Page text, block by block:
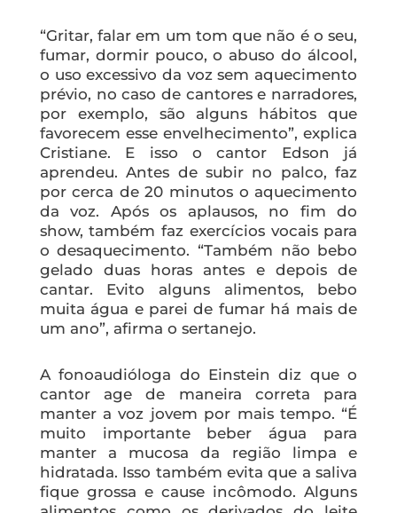
“Gritar, falar em um tom que não é o seu,
fumar, dormir pouco, o abuso do álcool,
o uso excessivo da voz sem aquecimento
prévio, no caso de cantores e narradores,
por exemplo, são alguns hábitos que
favorecem esse envelhecimento”, explica
Cristiane. E isso o cantor Edson já
aprendeu. Antes de subir no palco, faz
por cerca de 20 minutos o aquecimento
da voz. Após os aplausos, no fim do
show, também faz exercícios vocais para
o desaquecimento. “Também não bebo
gelado duas horas antes e depois de
cantar. Evito alguns alimentos, bebo
muita água e parei de fumar há mais de
um ano”, afirma o sertanejo.
A fonoaudióloga do Einstein diz que o
cantor age de maneira correta para
manter a voz jovem por mais tempo. “É
muito importante beber água para
manter a mucosa da região limpa e
hidratada. Isso também evita que a saliva
fique grossa e cause incômodo. Alguns